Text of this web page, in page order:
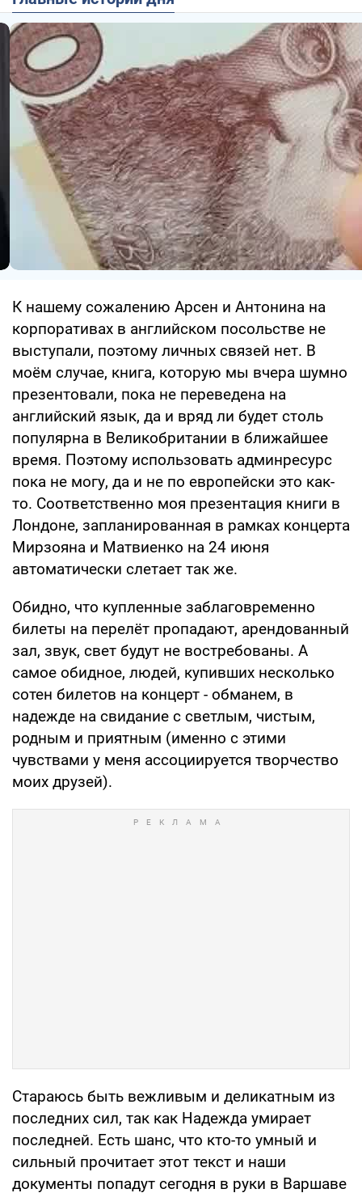
К нашему сожалению Арсен и Антонина на
корпоративах в английском посольстве не
выступали, поэтому личных связей нет. В
моём случае, книга, которую мы вчера шумно
презентовали, пока не переведена на
английский язык, да и вряд ли будет столь
популярна в Великобритании в ближайшее
время. Поэтому использовать админресурс
пока не могу, да и не по европейски это как-
то. Соответственно моя презентация книги в
Лондоне, запланированная в рамках концерта
Мирзояна и Матвиенко на 24 июня
автоматически слетает так же.
Обидно, что купленные заблаговременно
билеты на перелёт пропадают, арендованный
зал, звук, свет будут не востребованы. А
самое обидное, людей, купивших несколько
сотен билетов на концерт - обманем, в
надежде на свидание с светлым, чистым,
родным и приятным (именно с этими
чувствами у меня ассоциируется творчество
моих друзей).
Стараюсь быть вежливым и деликатным из
последних сил, так как Надежда умирает
последней. Есть шанс, что кто-то умный и
сильный прочитает этот текст и наши
документы попадут сегодня в руки в Варшаве